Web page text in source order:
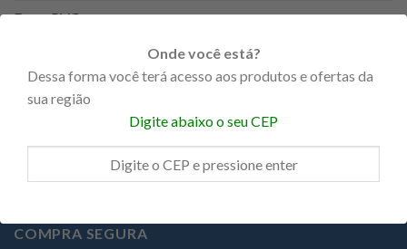
Forro PVC
Portas
COMPRA SEGURA
Onde você está?
Dessa forma você terá acesso aos produtos e ofertas da
sua região
Digite abaixo o seu CEP